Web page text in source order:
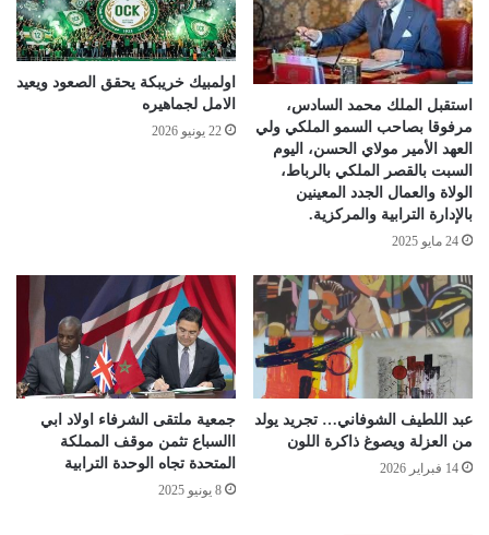
استقبل الملك محمد السادس،
مرفوقا بصاحب السمو الملكي ولي
العهد الأمير مولاي الحسن، اليوم
السبت بالقصر الملكي بالرباط،
الولاة والعمال الجدد المعينين
بالإدارة الترابية والمركزية.
24 مايو 2025
اولمبيك خريبكة يحقق الصعود ويعيد
الامل لجماهيره
22 يونيو 2026
عبد اللطيف الشوفاني… تجريد يولد
من العزلة ويصوغ ذاكرة اللون
14 فبراير 2026
جمعية ملتقى الشرفاء اولاد ابي
االسباع تثمن موقف المملكة
المتحدة تجاه الوحدة الترابية
8 يونيو 2025